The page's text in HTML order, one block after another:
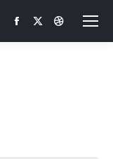
Facebook
X
Dribbble